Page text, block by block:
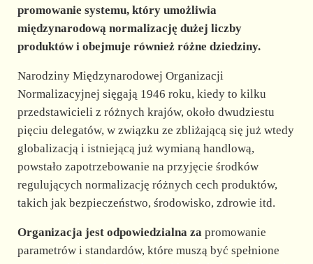
e
promowanie systemu, który umożliwia
międzynarodową normalizację dużej liczby
produktów i obejmuje również różne dziedziny.
Narodziny Międzynarodowej Organizacji
Normalizacyjnej sięgają 1946 roku, kiedy to kilku
przedstawicieli z różnych krajów, około dwudziestu
pięciu delegatów, w związku ze zbliżającą się już wtedy
globalizacją i istniejącą już wymianą handlową,
powstało zapotrzebowanie na przyjęcie środków
regulujących normalizację różnych cech produktów,
takich jak bezpieczeństwo, środowisko, zdrowie itd.
Organizacja jest odpowiedzialna zapromowanie
parametrów i standardów, które muszą być spełnione